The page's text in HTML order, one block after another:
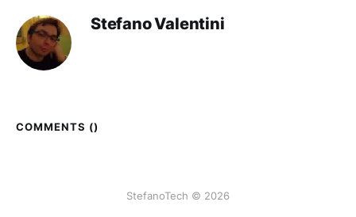
Stefano Valentini
COMMENTS ()
StefanoTech © 2026